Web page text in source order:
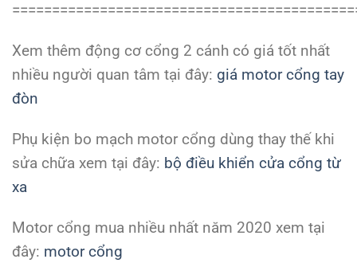
Xem thêm động cơ cổng 2 cánh có giá tốt nhất
nhiều người quan tâm tại đây: giá motor cổng tay
đòn
Phụ kiện bo mạch motor cổng dùng thay thế khi
sửa chữa xem tại đây: bộ điều khiển cửa cổng từ
xa
Motor cổng mua nhiều nhất năm 2020 xem tại
đây: motor cổng